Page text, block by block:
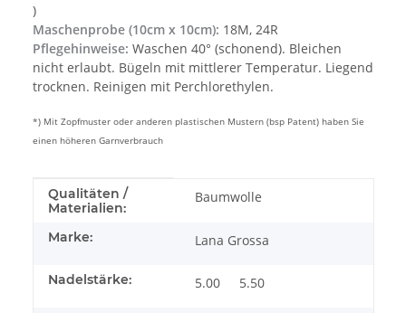
)
Maschenprobe (10cm x 10cm): 18M, 24R
Pflegehinweise: Waschen 40° (schonend). Bleichen
nicht erlaubt. Bügeln mit mittlerer Temperatur. Liegend
trocknen. Reinigen mit Perchlorethylen.
*) Mit Zopfmuster oder anderen plastischen Mustern (bsp Patent) haben Sie
einen höheren Garnverbrauch
Produkteigenschaft
Wert
Qualitäten /
Materialien:
Baumwolle
Marke: Lana Grossa
Nadelstärke: 5.00 5.50